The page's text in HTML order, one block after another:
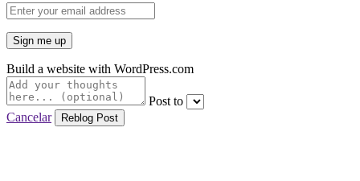
Build a website with WordPress.com
Post to
Cancelar